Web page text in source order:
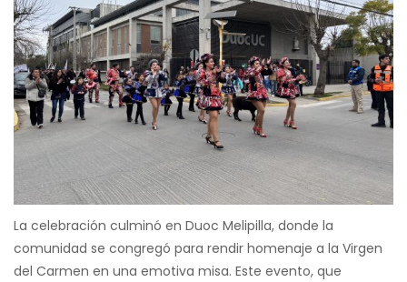
La celebración culminó en Duoc Melipilla, donde la
comunidad se congregó para rendir homenaje a la Virgen
del Carmen en una emotiva misa. Este evento, que